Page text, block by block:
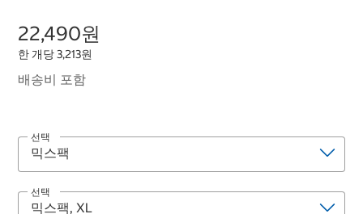
22,490원
한 개당 3,213원
배송비 포함
선택
선택